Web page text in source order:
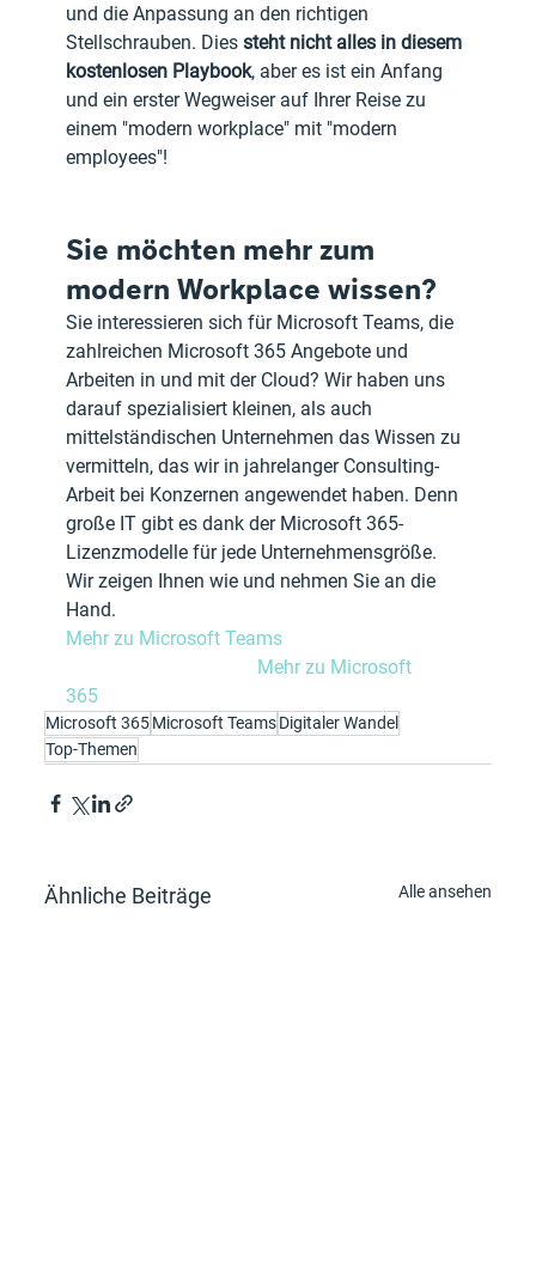
und die Anpassung an den richtigen
Stellschrauben. Dies steht nicht alles in diesem
kostenlosen Playbook, aber es ist ein Anfang
und ein erster Wegweiser auf Ihrer Reise zu
einem "modern workplace" mit "modern
employees"!
Sie möchten mehr zum
modern Workplace wissen?
Sie interessieren sich für Microsoft Teams, die
zahlreichen Microsoft 365 Angebote und
Arbeiten in und mit der Cloud? Wir haben uns
darauf spezialisiert kleinen, als auch
mittelständischen Unternehmen das Wissen zu
vermitteln, das wir in jahrelanger Consulting-
Arbeit bei Konzernen angewendet haben. Denn
große IT gibt es dank der Microsoft 365-
Lizenzmodelle für jede Unternehmensgröße.
Wir zeigen Ihnen wie und nehmen Sie an die
Hand.
Microsoft 365Microsoft TeamsDigitaler Wandel
Top-Themen
Ähnliche Beiträge Alle ansehen